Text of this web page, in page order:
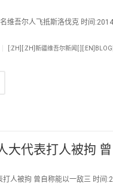
名维吾尔人飞抵斯洛伐克 时间
[:ZH][:ZH]新疆维吾尔新闻
大代表打人被拘
打人被拘 曾自称能以一敌三